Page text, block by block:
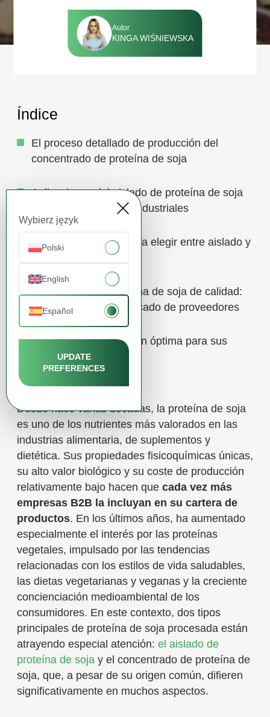
Wybierz język
Polski
English
Español
UPDATE
PREFERENCES
Autor
KINGA WIŚNIEWSKA
Índice
El proceso detallado de producción del
concentrado de proteína de soja
Aplicaciones del aislado de proteína de soja
en diversos sectores industriales
Consejos prácticos para elegir entre aislado y
Dónde comprar proteína de soja de calidad:
visión general del mercado de proveedores
En resumen: la elección óptima para sus
necesidades
Desde hace varias décadas, la proteína de soja
es uno de los nutrientes más valorados en las
industrias alimentaria, de suplementos y
dietética. Sus propiedades fisicoquímicas únicas,
su alto valor biológico y su coste de producción
relativamente bajo hacen que cada vez más
empresas B2B la incluyan en su cartera de
productos. En los últimos años, ha aumentado
especialmente el interés por las proteínas
vegetales, impulsado por las tendencias
relacionadas con los estilos de vida saludables,
las dietas vegetarianas y veganas y la creciente
concienciación medioambiental de los
consumidores. En este contexto, dos tipos
principales de proteína de soja procesada están
atrayendo especial atención: el aislado de
proteína de soja y el concentrado de proteína de
soja, que, a pesar de su origen común, difieren
significativamente en muchos aspectos.